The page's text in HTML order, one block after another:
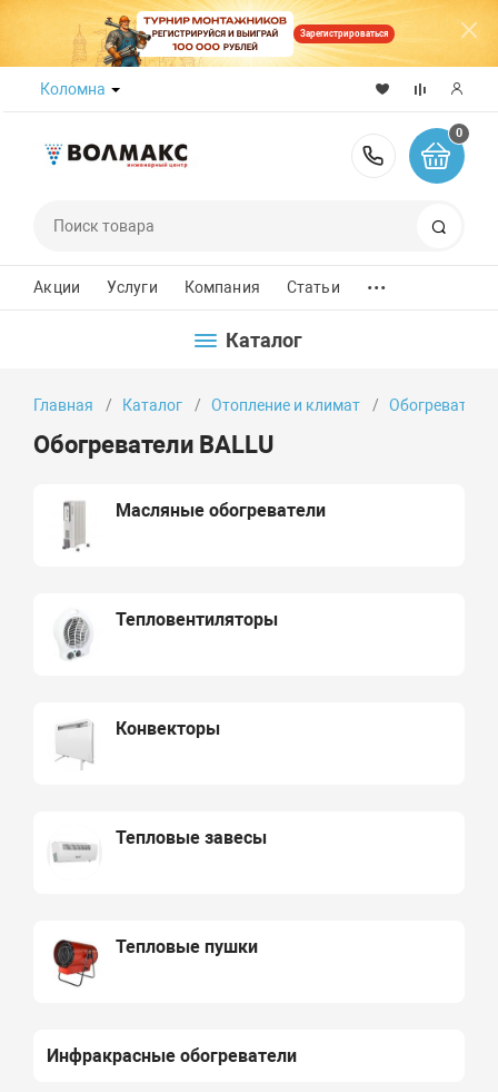
Зарегистрироваться
Коломна
8 (800)
0
Акции Услуги Компания Статьи ...
Каталог
Главная Каталог Отопление и климат Обогреватели
Обогреватели BALLU
Масляные обогреватели
Тепловентиляторы
Конвекторы
Тепловые завесы
Тепловые пушки
Инфракрасные обогреватели